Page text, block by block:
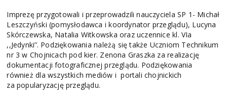
Imprezę przygotowali i przeprowadzili nauczyciela SP 1- Michał
Leszczyński (pomysłodawca i koordynator przeglądu), Lucyna
Skórczewska, Natalia Witkowska oraz uczennice kl. VIa
,,Jedynki’’. Podziękowania należą się także Uczniom Technikum
nr 3 w Chojnicach pod kier. Zenona Graszka za realizację
dokumentacji fotograficznej przeglądu. Podziękowania
również dla wszystkich mediów i portali chojnickich
za popularyzację przeglądu.